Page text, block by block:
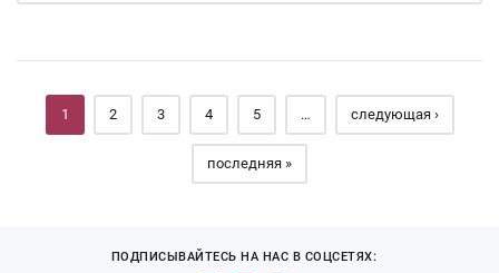
Страницы
1 2 3 4 5 … следующая ›
последняя »
ПОДПИСЫВАЙТЕСЬ НА НАС В СОЦСЕТЯХ: